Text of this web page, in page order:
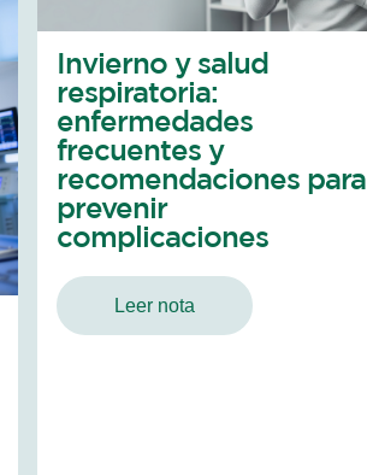
Invierno y salud
respiratoria:
enfermedades
frecuentes y
recomendaciones para
prevenir
complicaciones
Leer nota